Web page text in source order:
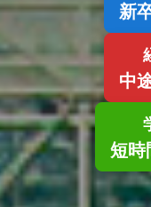
新
中
短時